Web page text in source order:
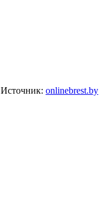
Источник: onlinebrest.by